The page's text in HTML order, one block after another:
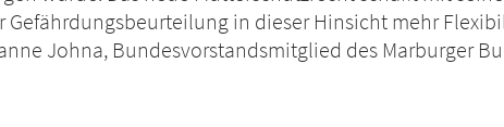
Gefährdungsbeurteilung in dieser Hinsicht mehr
Johna, Bundesvorstandsmitglied des Marburger